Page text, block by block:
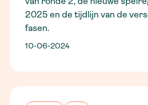
2025 en de tijdlijn van de
fasen.
10-06-2024